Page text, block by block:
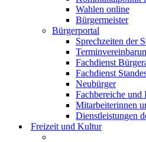
Wahlen online
Bürgermeister
Bürgerportal
Sprechzeiten der
Fachdienst
Fachdienst
Neubürger
Fachbereiche und
Mitarbeiterinnen
Dienstleistungen
Freizeit und Kultur